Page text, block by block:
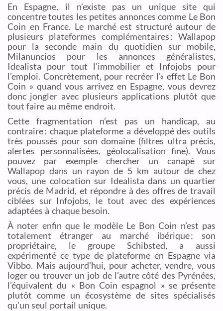
En Espagne, il n’existe pas un unique site qui
concentre toutes les petites annonces comme Le Bon
Coin en France. Le marché est structuré autour de
plusieurs plateformes complémentaires : Wallapop
pour la seconde main du quotidien sur mobile,
Milanuncios pour les annonces généralistes,
Idealista pour tout l’immobilier et Infojobs pour
l’emploi. Concrètement, pour recréer l’« effet Le Bon
Coin » quand vous arrivez en Espagne, vous devrez
donc jongler avec plusieurs applications plutôt que
tout faire au même endroit.
Cette fragmentation n’est pas un handicap, au
contraire : chaque plateforme a développé des outils
très poussés pour son domaine (filtres ultra précis,
alertes personnalisées, géolocalisation fine). Vous
pouvez par exemple chercher un canapé sur
Wallapop dans un rayon de 5 km autour de chez
vous, une colocation sur Idealista dans un quartier
précis de Madrid, et répondre à des offres de travail
ciblées sur Infojobs, le tout avec des expériences
adaptées à chaque besoin.
À noter enfin que le modèle Le Bon Coin n’est pas
totalement étranger au marché ibérique : son
propriétaire, le groupe Schibsted, a aussi
expérimenté ce type de plateforme en Espagne via
Vibbo. Mais aujourd’hui, pour acheter, vendre, vous
loger ou trouver un job de l’autre côté des Pyrénées,
l’équivalent du « Bon Coin espagnol » se présente
plutôt comme un écosystème de sites spécialisés
qu’un seul portail unique.